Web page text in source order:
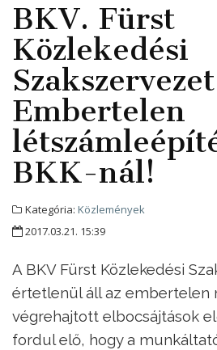
BKV. Fürst
Közlekedési
Embertelen
BKK-nál!
Kategória: Közlemények
2017.03.21. 15:39
A BKV Fürst Közlekedési
értetlenül áll az embertelen
végrehajtott elbocsájtások
fordul elő, hogy a